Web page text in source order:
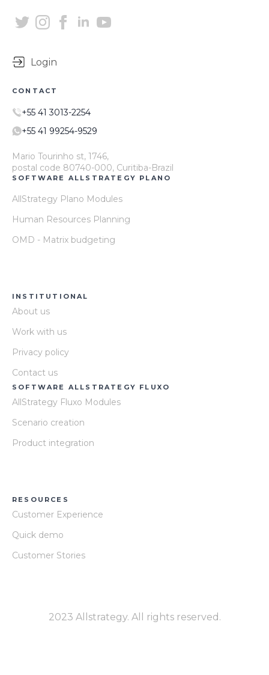
Login
CONTACT
+55 41 3013-2254
+55 41 99254-9529
Mario Tourinho st, 1746,
postal code 80740-000, Curitiba-Brazil
SOFTWARE ALLSTRATEGY PLANO
AllStrategy Plano Modules
Human Resources Planning
OMD - Matrix budgeting
INSTITUTIONAL
About us
Work with us
Privacy policy
Contact us
SOFTWARE ALLSTRATEGY FLUXO
AllStrategy Fluxo Modules
Scenario creation
Product integration
RESOURCES
Customer Experience
Quick demo
Customer Stories
2023 Allstrategy. All rights reserved.